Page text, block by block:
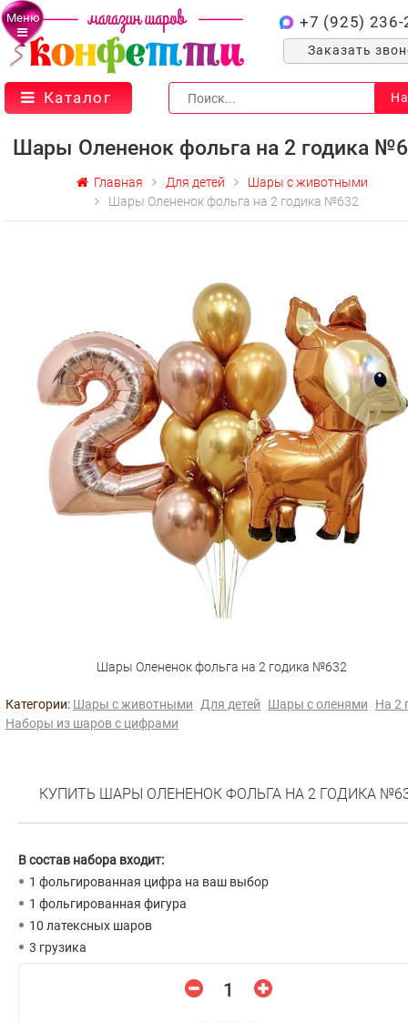
Меню +7 (925) 236-
Заказать
Каталог
Шары Олененок фольга на 2 годика
Главная Для детей
Шары с животными
Шары Олененок фольга на 2 годика №632
Шары Олененок фольга на 2 годика №632
Категории: Шары с животными Для детей Шары с оленями
На 2
Наборы из шаров с цифрами
КУПИТЬ ШАРЫ ОЛЕНЕНОК ФОЛЬГА НА 2 ГОДИКА
В состав набора входит:
1 фольгированная цифра на ваш выбор
1 фольгированная фигура
10 латексных шаров
3 грузика